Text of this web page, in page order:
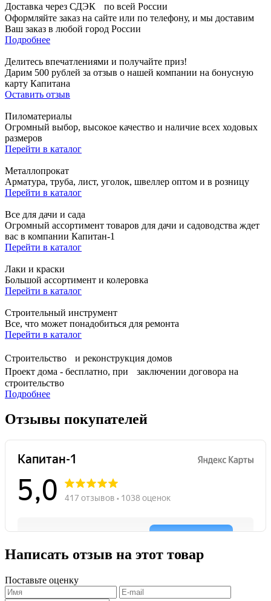
Доставка через СДЭК по всей России
Оформляйте заказ на сайте или по телефону, и мы доставим
Ваш заказ в любой город России
Подробнее
Делитесь впечатлениями и получайте приз!
Дарим 500 рублей за отзыв о нашей компании на бонусную
карту Капитана
Оставить отзыв
Пиломатериалы
Огромный выбор, высокое качество и наличие всех ходовых
размеров
Перейти в каталог
Металлопрокат
Арматура, труба, лист, уголок, швеллер оптом и в розницу
Перейти в каталог
Все для дачи и сада
Огромный ассортимент товаров для дачи и садоводства ждет
вас в компании Капитан-1
Перейти в каталог
Лаки и краски
Большой ассортимент и колеровка
Перейти в каталог
Строительный инструмент
Все, что может понадобиться для ремонта
Перейти в каталог
Строительство и реконструкция домов
Проект дома - бесплатно, при заключении договора на
строительство
Подробнее
Отзывы покупателей
Написать отзыв на этот товар
Поставьте оценку